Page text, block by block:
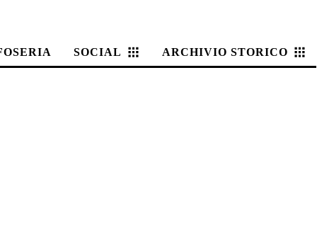
SOCIAL ARCHIVIO STORICO